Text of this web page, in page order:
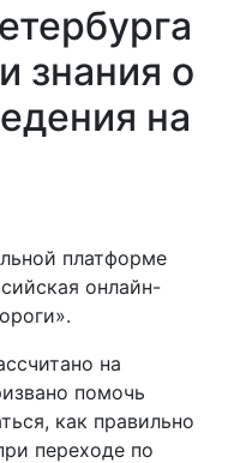
знания о
на
платформе
онлайн-
на
помочь
как правильно
переходе по